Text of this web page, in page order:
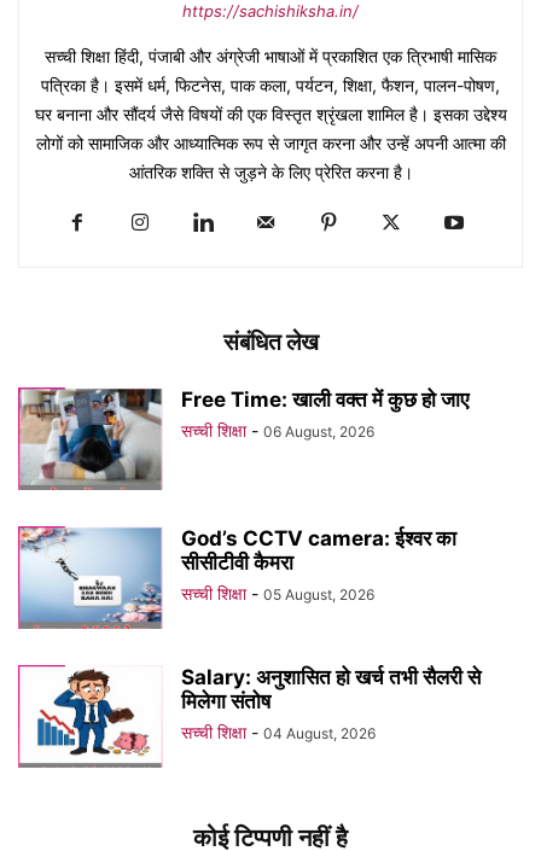
https://sachishiksha.in/
सच्ची शिक्षा हिंदी, पंजाबी और अंग्रेजी भाषाओं में प्रकाशित एक त्रिभाषी मासिक
पत्रिका है। इसमें धर्म, फिटनेस, पाक कला, पर्यटन, शिक्षा, फैशन, पालन-पोषण,
घर बनाना और सौंदर्य जैसे विषयों की एक विस्तृत श्रृंखला शामिल है। इसका उद्देश्य
लोगों को सामाजिक और आध्यात्मिक रूप से जागृत करना और उन्हें अपनी आत्मा की
आंतरिक शक्ति से जुड़ने के लिए प्रेरित करना है।
संबंधित लेख
Free Time: खाली वक्त में कुछ हो जाए
सच्ची शिक्षा - 06 August, 2026
God’s CCTV camera: ईश्वर का
सीसीटीवी कैमरा
सच्ची शिक्षा - 05 August, 2026
Salary: अनुशासित हो खर्च तभी सैलरी से
मिलेगा संतोष
सच्ची शिक्षा - 04 August, 2026
कोई टिप्पणी नहीं है